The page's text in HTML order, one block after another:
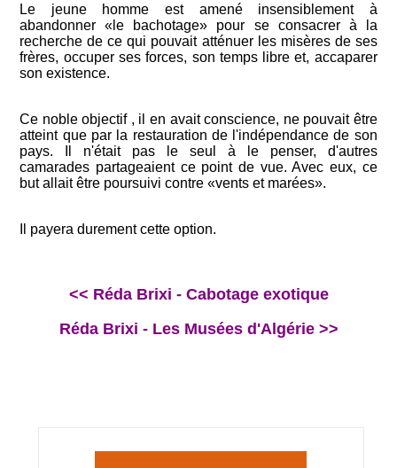
Le jeune homme est amené insensiblement à
abandonner «le bachotage» pour se consacrer à la
recherche de ce qui pouvait atténuer les misères de ses
frères, occuper ses forces, son temps libre et, accaparer
son existence.
Ce noble objectif , il en avait conscience, ne pouvait être
atteint que par la restauration de l'indépendance de son
pays. Il n'était pas le seul à le penser, d'autres
camarades partageaient ce point de vue. Avec eux, ce
but allait être poursuivi contre «vents et marées».
Il payera durement cette option.
<< Réda Brixi - Cabotage exotique
Réda Brixi - Les Musées d'Algérie >>